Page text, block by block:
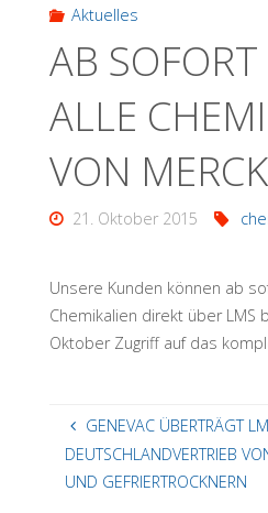
Aktuelles
AB
ALLE
VON MERCK
21. Oktober 2015
Unsere Kunden können ab
Chemikalien direkt über LMS
Oktober Zugriff auf das
GENEVAC ÜBERTRÄGT
DEUTSCHLANDVERTRIEB
UND GEFRIERTROCKNERN